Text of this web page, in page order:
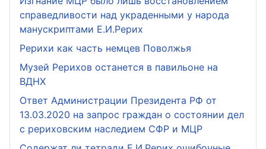
справедливости над украденными у народа
манускриптами Е.И.Рерих
Рерихи как часть немцев Поволжья
Музей Рерихов останется в павильоне на
ВДНХ
Ответ Администрации Президента РФ от
13.03.2020 на запрос граждан о состоянии дел
с рериховским наследием СФР и МЦР